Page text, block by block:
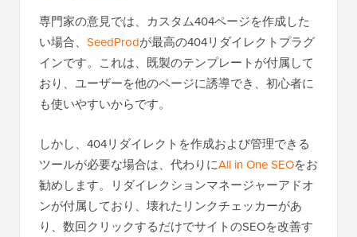
専門家の意見では、カスタム404ページを作成した
い場合、 SeedProdが最高の404リダイレクトプラグ
インです。これは、既製のテンプレートが付属して
おり、ユーザーを他のページに誘導でき、初心者に
も使いやすいからです。
しかし、404リダイレクトを作成および管理できる
ツールが必要な場合は、代わりにAll in One SEOをお
勧めします。リダイレクションマネージャーアドオ
ンが付属しており、壊れたリンクチェッカーがあ
り、数回クリックするだけでサイトのSEOを改善す